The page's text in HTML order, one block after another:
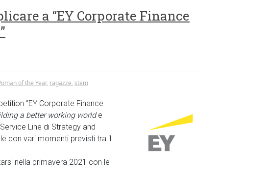
a “EY Corporate Finance
of the Year, ragazze, stem
“EY Corporate Finance
a better working worlde
Line di Strategy and
con vari momenti previsti tra il
nella primavera 2021 con le